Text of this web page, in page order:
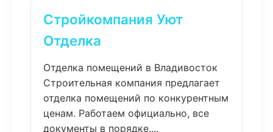
Стройкомпания Уют
Отделка
Отделка помещений в Владивосток
Строительная компания предлагает
отделка помещений по конкурентным
ценам. Работаем официально, все
документы в порядке....